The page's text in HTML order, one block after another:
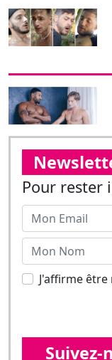
Pour rester
J'affirme être
Suivez-